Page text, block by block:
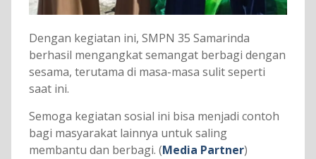
Dengan kegiatan ini, SMPN 35 Samarinda
berhasil mengangkat semangat berbagi dengan
sesama, terutama di masa-masa sulit seperti
saat ini.
Semoga kegiatan sosial ini bisa menjadi contoh
bagi masyarakat lainnya untuk saling
membantu dan berbagi. (Media Partner)